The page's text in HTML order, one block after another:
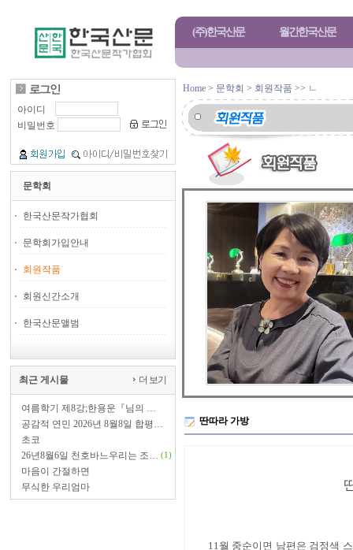
(주)한국산문 월간한국산문
아이디
비밀번호
문학회
한국산문작가협회
문학회가입안내
회원작품
회원신간소개
한국산문앨범
최근 게시물 더 보기
여름학기 제8강;한용운『님의 …
공감적 연민 2026년 8월8일 합평…
초코
26년8월6일 천호바느우리는 조… (1)
마음이 간절하면
무식한 우리엄마
Home > 문학회 > 회원작품 >> ㄴ
딴따라 가방
11월 중순이면 남편은 검정색